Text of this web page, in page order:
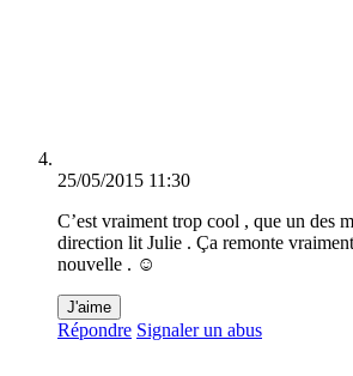
25/05/2015 11:30
C’est vraiment trop cool , que un des
direction lit Julie . Ça remonte
nouvelle . ☺️
J'aime
Répondre Signaler un abus